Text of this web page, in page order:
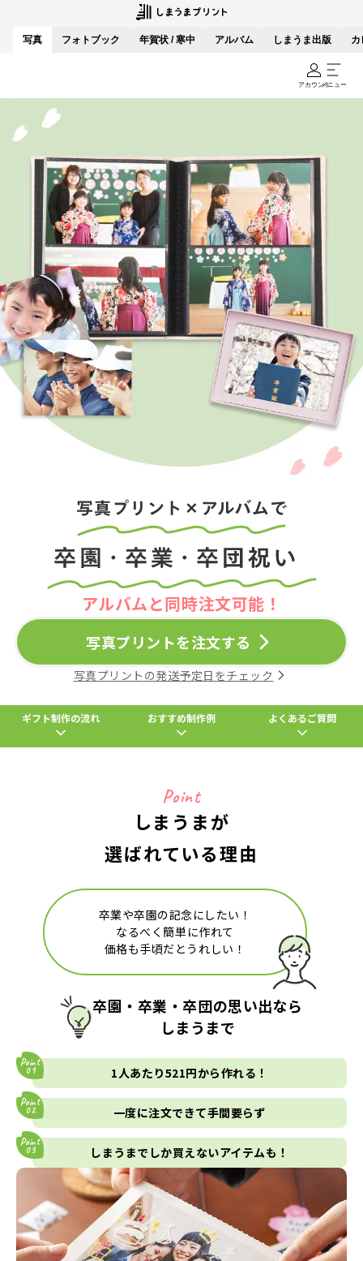
写真 フォトブック 年賀状 / 寒中 アルバム しまうま出版 カ
アカウントメニュー
アルバムと同時注文可能！
写真プリントを注文する
写真プリントの発送予定日をチェック
ギフト制作の流れ おすすめ制作例 よくあるご質問
Point
しまうまが
選ばれている理由
卒業や卒園の記念にしたい！
なるべく簡単に作れて
価格も手頃だとうれしい！
卒園・卒業・卒団の思い出なら
しまうまで
1人あたり521円から作れる！
一度に注文できて手間要らず
しまうまでしか買えないアイテムも！